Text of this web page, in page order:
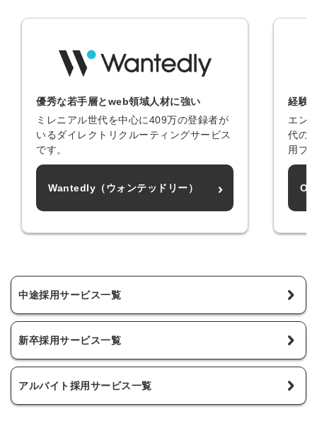
優秀な若手層とweb領域人材に強い
ミレニアル世代を中心に409万の登録者が
いるダイレクトリクルーティングサービス
です。
Wantedly（ウォンテッドリー）
経験3
エン
代の
用プ
中途採用サービス一覧
新卒採用サービス一覧
アルバイト採用サービス一覧